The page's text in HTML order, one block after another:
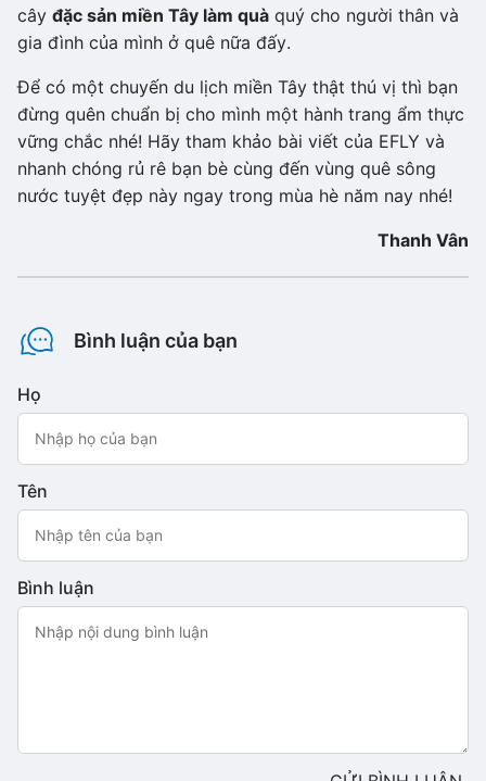
cây đặc sản miền Tây làm quà quý cho người thân và
gia đình của mình ở quê nữa đấy.
Để có một chuyến du lịch miền Tây thật thú vị thì bạn
đừng quên chuẩn bị cho mình một hành trang ẩm thực
vững chắc nhé! Hãy tham khảo bài viết của EFLY và
nhanh chóng rủ rê bạn bè cùng đến vùng quê sông
nước tuyệt đẹp này ngay trong mùa hè năm nay nhé!
Thanh Vân
Bình luận của bạn
Họ
Tên
Bình luận